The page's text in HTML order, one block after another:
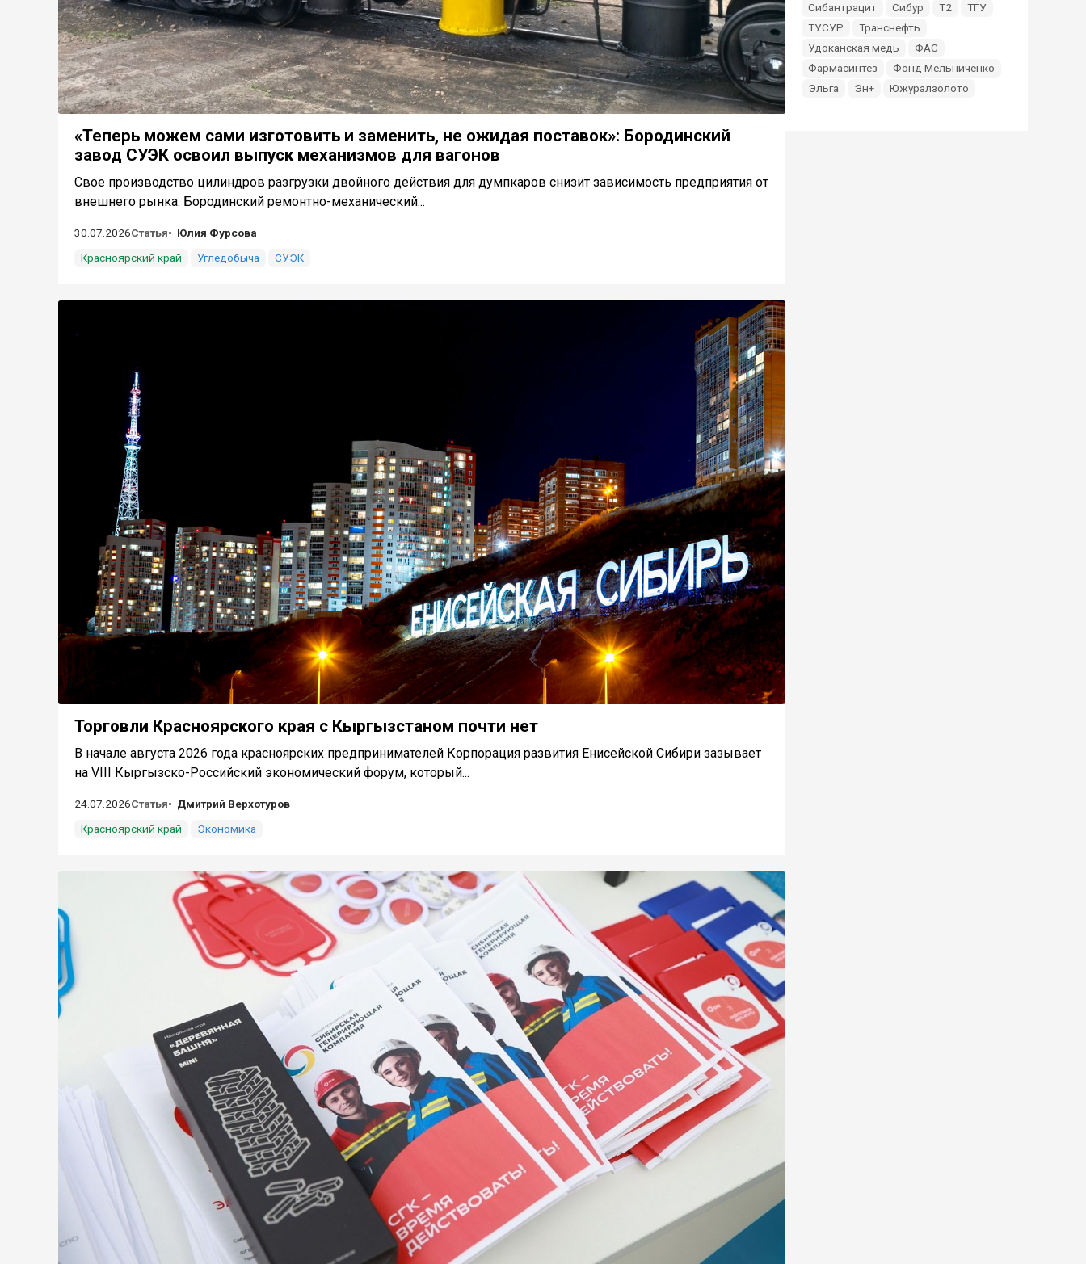
«Теперь можем сами изготовить и заменить, не ожидая поставок»: Бородинский
завод СУЭК освоил выпуск механизмов для вагонов
Свое производство цилиндров разгрузки двойного действия для думпкаров снизит зависимость предприятия от
внешнего рынка. Бородинский ремонтно-механический...
30.07.2026Статья
Юлия Фурсова
Красноярский край
Угледобыча СУЭК
Торговли Красноярского края с Кыргызстаном почти нет
В начале августа 2026 года красноярских предпринимателей Корпорация развития Енисейской Сибири зазывает
на VIII Кыргызско-Российский экономический форум, который...
24.07.2026Статья
Дмитрий Верхотуров
Красноярский край
Экономика
Сибантрацит
Сибур Т2
ТГУ
ТУСУР
Транснефть
Удоканская медь
ФАС
Фармасинтез
Фонд Мельниченко
Эльга
Эн+ Южуралзолото